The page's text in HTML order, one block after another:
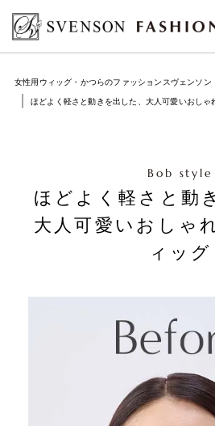
女性用ウィッグ・かつらのファッションスヴェンソン
ほどよく軽さと動きを出した、大人可愛いおしゃ
Bob style
ほどよく軽さと動
大人可愛いおしゃ
ィッグ